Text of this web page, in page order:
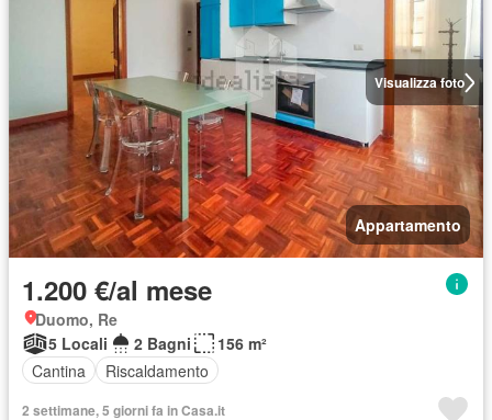
Visualizza foto
Appartamento
1.200 €/al mese
Duomo, Re
5 Locali
2 Bagni
156 m²
Cantina
Riscaldamento
2 settimane, 5 giorni fa in Casa.it